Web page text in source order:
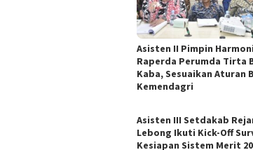
Asisten II Pimpin
Raperda Perumda Tirta
Kaba, Sesuaikan Aturan
Kemendagri
Asisten III Setdakab
Lebong Ikuti Kick-Off
Kesiapan Sistem Merit